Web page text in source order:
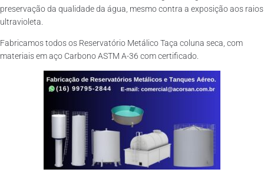
preservação da qualidade da água, mesmo contra a exposição aos raios
ultravioleta.
Fabricamos todos os Reservatório Metálico Taça coluna seca, com
materiais em aço Carbono ASTM A-36 com certificado.